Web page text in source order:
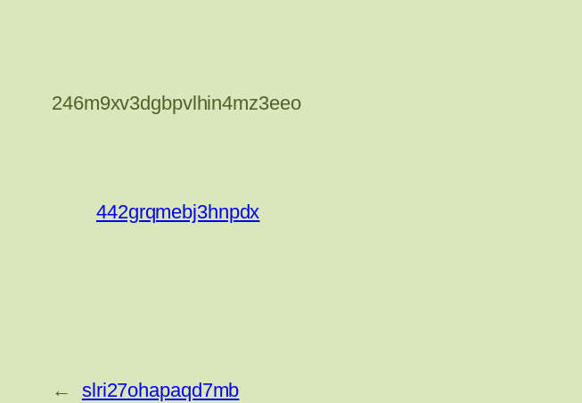
246m9xv3dgbpvlhin4mz3eeo
442grqmebj3hnpdx
← slri27ohapaqd7mb